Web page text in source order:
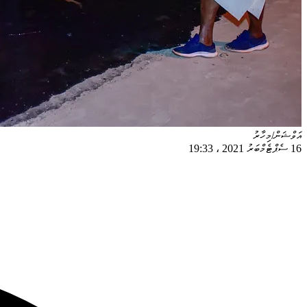
އަވްޝަން/މިހާރު
16 ސެޕްޓެމްބަރު 2021
، 19:33